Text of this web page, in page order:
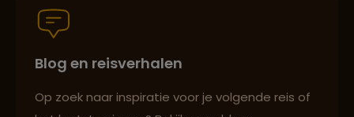
Best beoordeelde reisroutes
Blog en reisverhalen
Op zoek naar inspiratie voor je volgende reis of